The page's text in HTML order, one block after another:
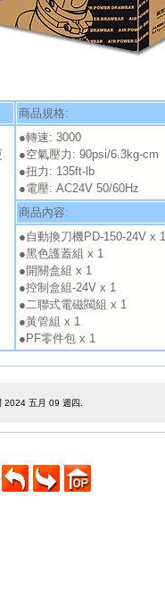
商品規格:
●轉速: 3000
●空氣壓力: 90psi/6.3kg-cm
●扭力: 135ft-lb
●電壓: AC24V 50/60Hz
商品內容:
●自動換刀機PD-150-24V x 1
●黑色護蓋組 x 1
●開關盒組 x 1
●控制盒組-24V x 1
●二聯式電磁閥組 x 1
●黃管組 x 1
●PF零件包 x 1
2024 五月 09 週四.